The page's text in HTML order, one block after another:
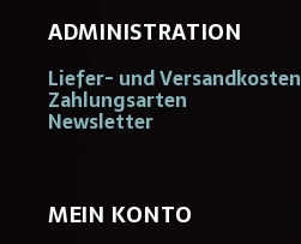
ADMINISTRATION
Liefer- und Versandkosten
Zahlungsarten
Newsletter
MEIN KONTO